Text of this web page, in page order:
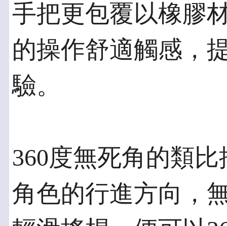
手把更包覆以橡膠
的操作舒適觸感，
驗。
360度無死角的類
角色的行進方向，